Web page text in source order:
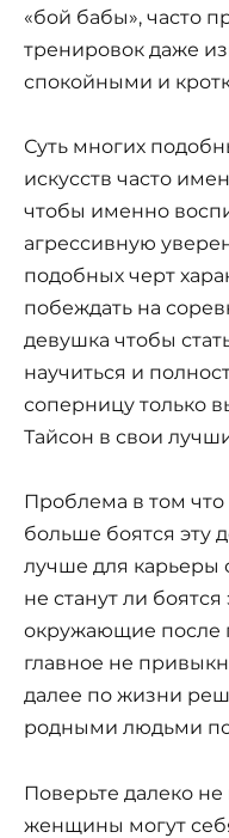
«бой бабы», часто
тренировок даже
спокойными и
Суть многих
искусств часто
чтобы именно
агрессивную
подобных черт
побеждать на
девушка чтобы
научиться и
соперницу только
Тайсон в свои
Проблема в том
больше боятся эту
лучше для карьеры
не станут ли
окружающие после
главное не
далее по жизни
родными людьми
Поверьте далеко
женщины могут